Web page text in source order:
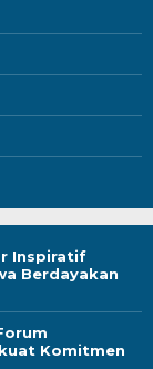
Inspiratif
Berdayakan
Komitmen